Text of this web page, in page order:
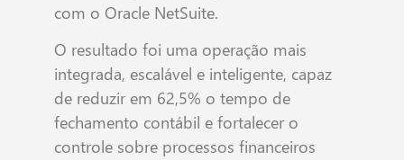
com o Oracle NetSuite.
O resultado foi uma operação mais
integrada, escalável e inteligente, capaz
de reduzir em 62,5% o tempo de
fechamento contábil e fortalecer o
controle sobre processos financeiros